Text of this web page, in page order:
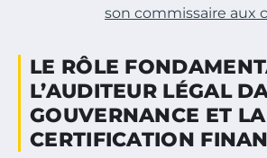
son commissaire aux
LE RÔLE
L’AUDITEUR LÉGAL
GOUVERNANCE ET LA
CERTIFICATION